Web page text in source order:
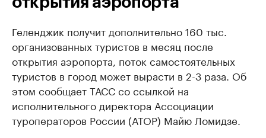
Геленджик получит дополнительно 160 тыс.
организованных туристов в месяц после
открытия аэропорта, поток самостоятельных
туристов в город может вырасти в 2-3 раза. Об
этом сообщает ТАСС со ссылкой на
исполнительного директора Ассоциации
туроператоров России (АТОР) Майю Ломидзе.